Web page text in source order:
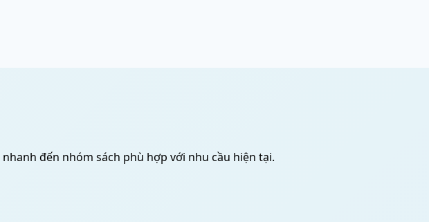
đến nhóm sách phù hợp với nhu cầu hiện tại.